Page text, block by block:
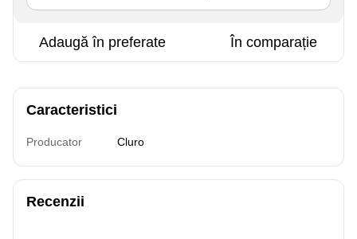
Adaugă în preferate În comparație
Caracteristici
Producator Cluro
Recenzii